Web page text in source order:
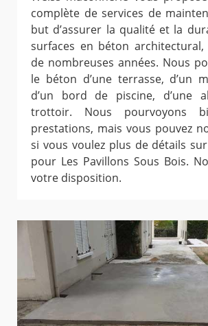
complète de services de
but d’assurer la qualité et la
surfaces en béton architectural,
de nombreuses années. Nous
le béton d’une terrasse, d’un
d’un bord de piscine, d’une
trottoir. Nous pourvoyons
prestations, mais vous pouvez
si vous voulez plus de détails
pour Les Pavillons Sous Bois.
votre disposition.